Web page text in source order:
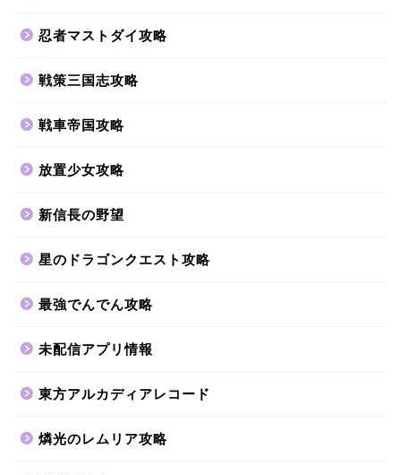
忍者マストダイ攻略
戦策三国志攻略
戦車帝国攻略
放置少女攻略
新信長の野望
星のドラゴンクエスト攻略
最強でんでん攻略
未配信アプリ情報
東方アルカディアレコード
燐光のレムリア攻略